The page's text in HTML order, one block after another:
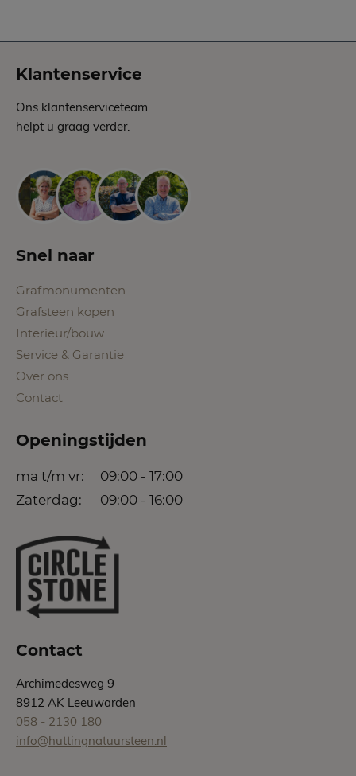
Klantenservice
Ons klantenserviceteam
helpt u graag verder.
Snel naar
Grafmonumenten
Grafsteen kopen
Interieur/bouw
Service & Garantie
Over ons
Contact
Openingstijden
ma t/m vr:
09:00 - 17:00
Zaterdag:
09:00 - 16:00
Contact
Archimedesweg 9
8912 AK Leeuwarden
058 - 2130 180
info@huttingnatuursteen.nl